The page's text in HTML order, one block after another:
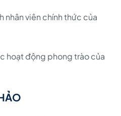
nhân viên chính thức của
hoạt động phong trào của